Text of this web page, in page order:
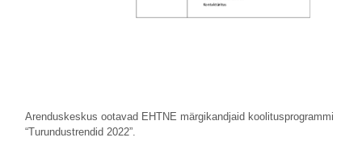
Arenduskeskus ootavad EHTNE märgikandjaid koolitusprogrammi
“Turundustrendid 2022”.